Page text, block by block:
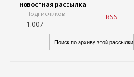
новостная рассылка
Подписчиков
1.007
RSS